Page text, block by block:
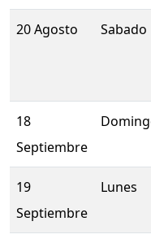
20 Agosto Sabado
18
Septiembre
19
Septiembre
Lunes